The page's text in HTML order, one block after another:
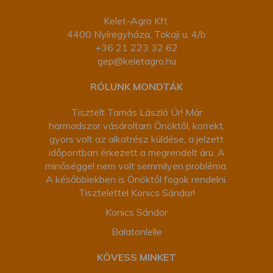
Kelet-Agro Kft.
4400 Nyíregyháza, Tokaji u. 4/b
+36 21 223 32 62
gep@keletagro.hu
RÓLUNK MONDTÁK
Tisztelt Tamás László Úr! Már
harmadszor vásároltam Önöktől, korrekt,
gyors volt az alkatrész küldése, a jelzett
időpontban érkezett a megrendelt áru. A
minőséggel nem volt semmilyen probléma.
A későbbiekben is Önöktől fogok rendelni.
Tisztelettel Konics Sándor!
Konics Sándor
Balatonlelle
KÖVESS MINKET